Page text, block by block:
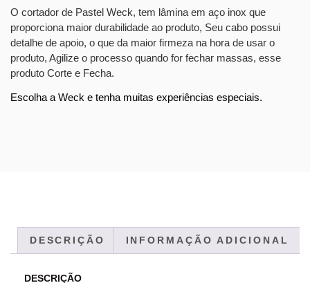
O cortador de Pastel Weck, tem lâmina em aço inox que
proporciona maior durabilidade ao produto, Seu cabo possui
detalhe de apoio, o que da maior firmeza na hora de usar o
produto, Agilize o processo quando for fechar massas, esse
produto Corte e Fecha.
Escolha a Weck e tenha muitas experiências especiais.
DESCRIÇÃO INFORMAÇÃO ADICIONAL
DESCRIÇÃO